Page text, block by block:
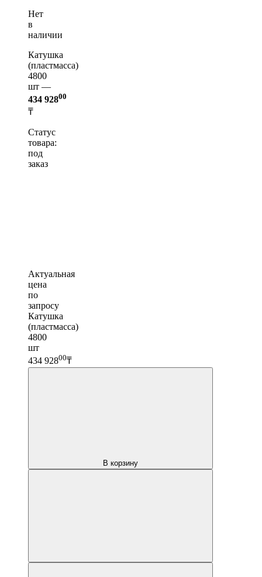
Нет
в
наличии
Катушка
(пластмасса)
4800
шт —
434 92800
₸
Статус
товара:
под
заказ
Актуальная
цена
по
запросу
Катушка
(пластмасса)
4800
шт
434 92800₸
В корзину